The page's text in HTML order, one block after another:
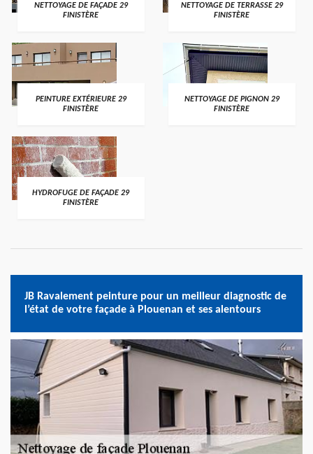
NETTOYAGE DE FAÇADE 29
FINISTÈRE
NETTOYAGE DE TERRASSE 29
FINISTÈRE
PEINTURE EXTÉRIEURE 29
FINISTÈRE
NETTOYAGE DE PIGNON 29
FINISTÈRE
HYDROFUGE DE FAÇADE 29
FINISTÈRE
JB Ravalement peinture pour un meilleur diagnostic de
l’état de votre façade à Plouenan et ses alentours